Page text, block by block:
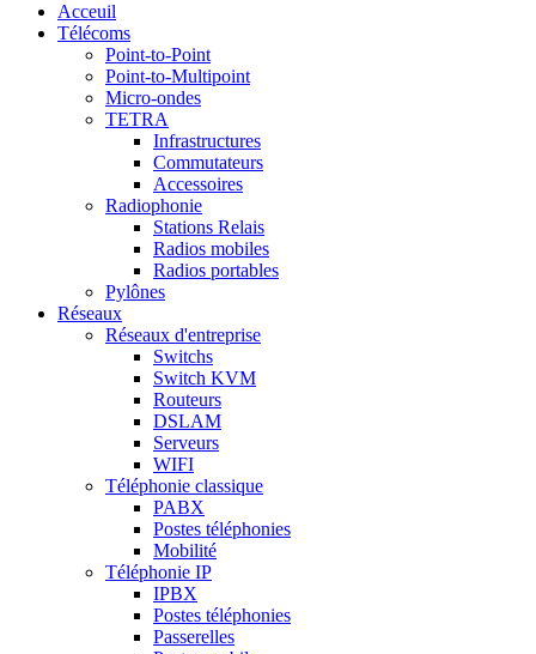
Acceuil
Télécoms
Point-to-Point
Point-to-Multipoint
Micro-ondes
TETRA
Infrastructures
Commutateurs
Accessoires
Radiophonie
Stations Relais
Radios mobiles
Radios portables
Pylônes
Réseaux
Réseaux d'entreprise
Switchs
Switch KVM
Routeurs
DSLAM
Serveurs
WIFI
Téléphonie classique
PABX
Postes téléphonies
Mobilité
Téléphonie IP
IPBX
Postes téléphonies
Passerelles